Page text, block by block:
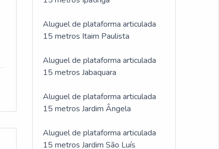
Aluguel de plataforma articulada
15 metros Itaim Paulista
Aluguel de plataforma articulada
15 metros Jabaquara
Aluguel de plataforma articulada
15 metros Jardim Ângela
Aluguel de plataforma articulada
15 metros Jardim São Luís